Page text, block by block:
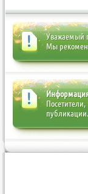
Уважаемый
Мы
публикации.